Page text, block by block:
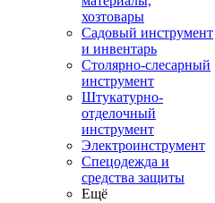
хозтовары
Садовый инструмент
и инвентарь
Столярно-слесарный
инструмент
Штукатурно-
отделочный
инструмент
Электроинструмент
Спецодежда и
средства защиты
Ещё